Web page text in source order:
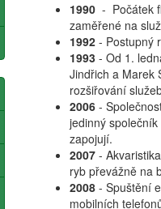
1990 - Počátek
zaměřené na
1992 - Postupný
1993 - Od 1.
Jindřich a Marek
rozšiřování
2006 -
jedinný
zapojují.
2007 -
ryb převážně na
2008 - Spuštění
mobilních